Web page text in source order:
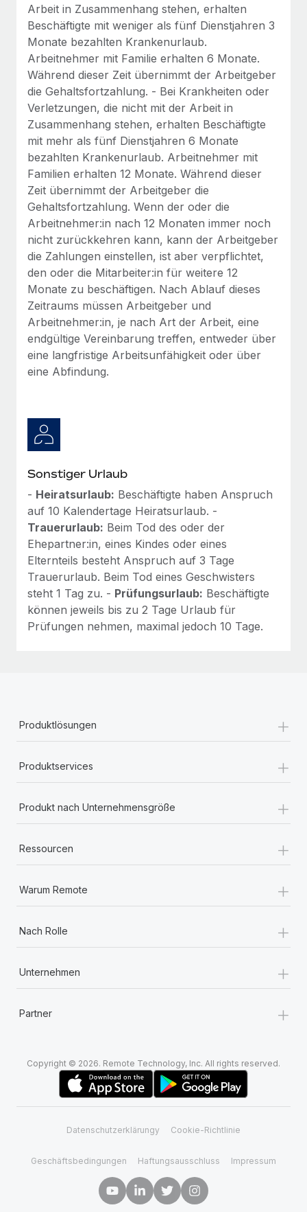
Arbeit in Zusammenhang stehen, erhalten
Beschäftigte mit weniger als fünf Dienstjahren 3
Monate bezahlten Krankenurlaub.
Arbeitnehmer mit Familie erhalten 6 Monate.
Während dieser Zeit übernimmt der Arbeitgeber
die Gehaltsfortzahlung. - Bei Krankheiten oder
Verletzungen, die nicht mit der Arbeit in
Zusammenhang stehen, erhalten Beschäftigte
mit mehr als fünf Dienstjahren 6 Monate
bezahlten Krankenurlaub. Arbeitnehmer mit
Familien erhalten 12 Monate. Während dieser
Zeit übernimmt der Arbeitgeber die
Gehaltsfortzahlung. Wenn der oder die
Arbeitnehmer:in nach 12 Monaten immer noch
nicht zurückkehren kann, kann der Arbeitgeber
die Zahlungen einstellen, ist aber verpflichtet,
den oder die Mitarbeiter:in für weitere 12
Monate zu beschäftigen. Nach Ablauf dieses
Zeitraums müssen Arbeitgeber und
Arbeitnehmer:in, je nach Art der Arbeit, eine
endgültige Vereinbarung treffen, entweder über
eine langfristige Arbeitsunfähigkeit oder über
eine Abfindung.
Sonstiger Urlaub
- Heiratsurlaub: Beschäftigte haben Anspruch
auf 10 Kalendertage Heiratsurlaub. -
Trauerurlaub: Beim Tod des oder der
Ehepartner:in, eines Kindes oder eines
Elternteils besteht Anspruch auf 3 Tage
Trauerurlaub. Beim Tod eines Geschwisters
steht 1 Tag zu. - Prüfungsurlaub: Beschäftigte
können jeweils bis zu 2 Tage Urlaub für
Prüfungen nehmen, maximal jedoch 10 Tage.
Produktlösungen +
Produktservices +
Produkt nach Unternehmensgröße +
Ressourcen +
Warum Remote +
Nach Rolle +
Unternehmen +
Partner +
Copyright © 2026. Remote Technology, Inc. All rights reserved.
Datenschutzerklärungy Cookie-Richtlinie
Geschäftsbedingungen Haftungsausschluss Impressum